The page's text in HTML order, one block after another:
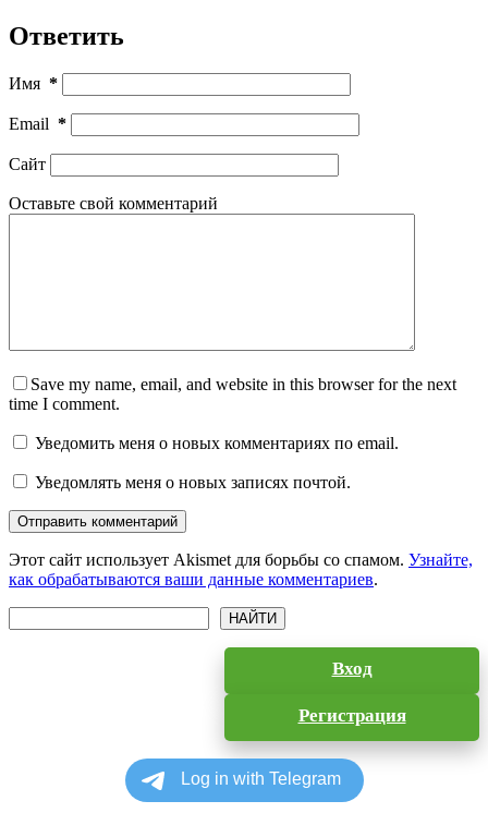
Ответить
Имя *
Email *
Сайт
Оставьте свой комментарий
Save my name, email, and website in this browser for the next
time I comment.
Уведомить меня о новых комментариях по email.
Уведомлять меня о новых записях почтой.
Отправить комментарий
Этот сайт использует Akismet для борьбы со спамом. Узнайте,
как обрабатываются ваши данные комментариев.
НАЙТИ
Вход
Регистрация